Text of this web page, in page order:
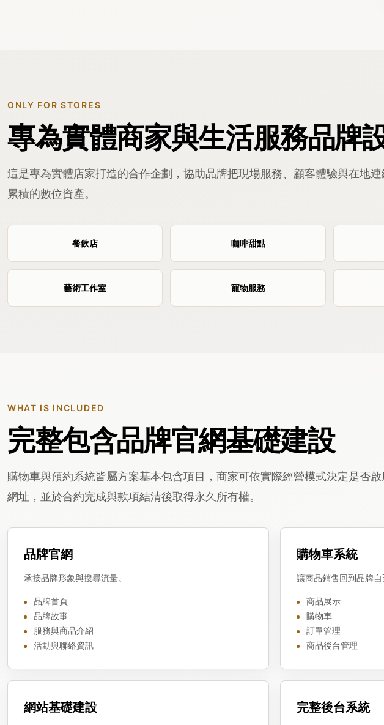
ONLY FOR STORES
專為實體商家與生活服務品牌
這是專為實體店家打造的合作企劃，協助品牌把現場服務、顧客體驗與在地
累積的數位資產。
餐飲店 咖啡甜點
藝術工作室 寵物服務
WHAT IS INCLUDED
完整包含品牌官網基礎建設
購物車與預約系統皆屬方案基本包含項目，商家可依實際經營模式決定是否
網址，並於合約完成與款項結清後取得永久所有權。
品牌官網
承接品牌形象與搜尋流量。
品牌首頁
品牌故事
服務與商品介紹
活動與聯絡資訊
購物車系統
讓商品銷售回到品牌自
商品展示
購物車
訂單管理
商品後台管理
網站基礎建設 完整後台系統